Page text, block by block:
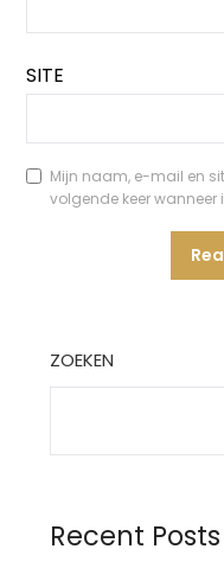
SITE
Mijn naam, e-mail en
volgende keer wanneer
ZOEKEN
Recent Posts